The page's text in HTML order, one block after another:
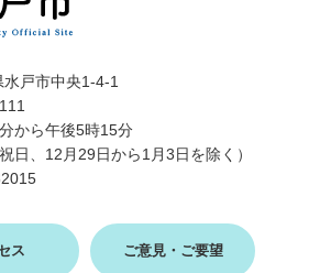
戸市中央1-4-1
から午後5時15分
日、12月29日から1月3日を除く）
ス ご意見・ご要望